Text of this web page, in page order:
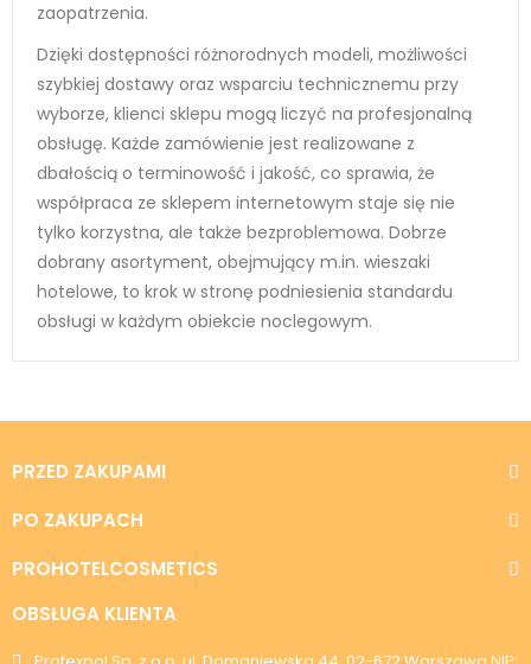
zaopatrzenia.
Dzięki dostępności różnorodnych modeli, możliwości
szybkiej dostawy oraz wsparciu technicznemu przy
wyborze, klienci sklepu mogą liczyć na profesjonalną
obsługę. Każde zamówienie jest realizowane z
dbałością o terminowość i jakość, co sprawia, że
współpraca ze sklepem internetowym staje się nie
tylko korzystna, ale także bezproblemowa. Dobrze
dobrany asortyment, obejmujący m.in. wieszaki
hotelowe, to krok w stronę podniesienia standardu
obsługi w każdym obiekcie noclegowym.
PRZED ZAKUPAMI
PO ZAKUPACH
PROHOTELCOSMETICS
OBSŁUGA KLIENTA